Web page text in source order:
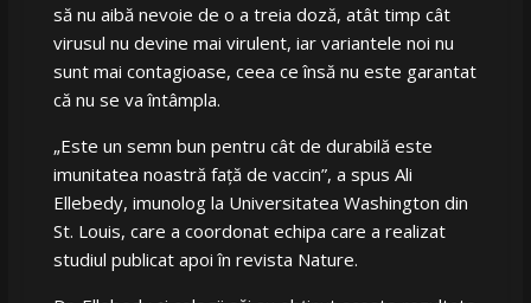
să nu aibă nevoie de o a treia doză, atât timp cât
virusul nu devine mai virulent, iar variantele noi nu
sunt mai contagioase, ceea ce însă nu este garantat
că nu se va întâmpla.
„Este un semn bun pentru cât de durabilă este
imunitatea noastră față de vaccin”, a spus Ali
Ellebedy, imunolog la Universitatea Washington din
St. Louis, care a coordonat echipa care a realizat
studiul publicat apoi în revista Nature.